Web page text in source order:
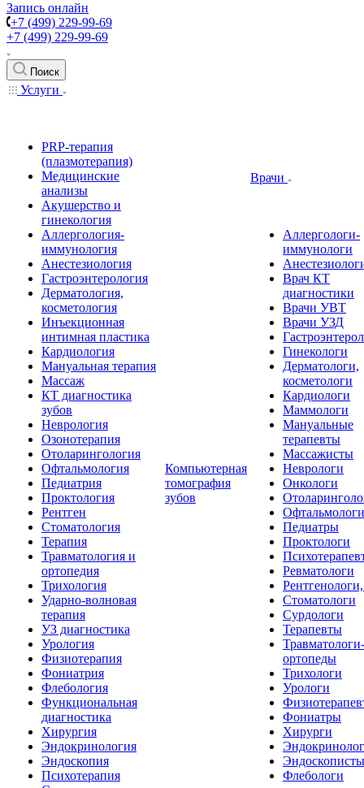
Запись онлайн
+7 (499) 229-99-69
+7 (499) 229-99-69
Поиск
Услуги
PRP-терапия
(плазмотерапия)
Медицинские
анализы
Акушерство и
гинекология
Аллергология-
иммунология
Анестезиология
Гастроэнтерология
Дерматология,
косметология
Инъекционная
интимная пластика
Кардиология
Мануальная терапия
Массаж
КТ диагностика
зубов
Неврология
Озонотерапия
Отоларингология
Офтальмология
Педиатрия
Проктология
Рентген
Стоматология
Терапия
Травматология и
ортопедия
Трихология
Ударно-волновая
терапия
УЗ диагностика
Урология
Физиотерапия
Фониатрия
Флебология
Функциональная
диагностика
Хирургия
Эндокринология
Эндоскопия
Психотерапия
Компьютерная
томография
зубов
Врачи
Аллергологи-
иммунологи
Врач КТ
диагностики
Врачи УВТ
Врачи УЗД
Гинекологи
Дерматологи,
косметологи
Кардиологи
Маммологи
Мануальные
терапевты
Массажисты
Неврологи
Онкологи
Офтальмологи
Педиатры
Проктологи
Ревматологи
Стоматологи
Сурдологи
Терапевты
Травматологи-
ортопеды
Трихологи
Урологи
Фониатры
Хирурги
Эндоскописты
Флебологи